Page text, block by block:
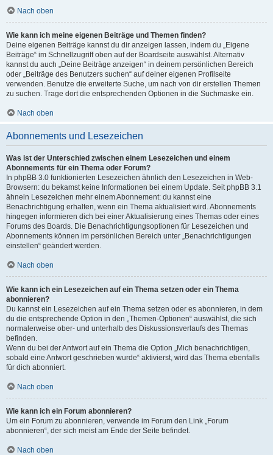
Nach oben
Wie kann ich meine eigenen Beiträge und Themen finden?
Deine eigenen Beiträge kannst du dir anzeigen lassen, indem du „Eigene
Beiträge“ im Schnellzugriff oben auf der Boardseite auswählst. Alternativ
kannst du auch „Deine Beiträge anzeigen“ in deinem persönlichen Bereich
oder „Beiträge des Benutzers suchen“ auf deiner eigenen Profilseite
verwenden. Benutze die erweiterte Suche, um nach von dir erstellen Themen
zu suchen. Trage dort die entsprechenden Optionen in die Suchmaske ein.
Nach oben
Abonnements und Lesezeichen
Was ist der Unterschied zwischen einem Lesezeichen und einem
Abonnements für ein Thema oder Forum?
In phpBB 3.0 funktionierten Lesezeichen ähnlich den Lesezeichen in Web-
Browsern: du bekamst keine Informationen bei einem Update. Seit phpBB 3.1
ähneln Lesezeichen mehr einem Abonnement: du kannst eine
Benachrichtigung erhalten, wenn ein Thema aktualisiert wird. Abonnements
hingegen informieren dich bei einer Aktualisierung eines Themas oder eines
Forums des Boards. Die Benachrichtigungsoptionen für Lesezeichen und
Abonnements können im persönlichen Bereich unter „Benachrichtigungen
einstellen“ geändert werden.
Nach oben
Wie kann ich ein Lesezeichen auf ein Thema setzen oder ein Thema
abonnieren?
Du kannst ein Lesezeichen auf ein Thema setzen oder es abonnieren, in dem
du die entsprechende Option in den „Themen-Optionen“ auswählst, die sich
normalerweise ober- und unterhalb des Diskussionsverlaufs des Themas
befinden.
Wenn du bei der Antwort auf ein Thema die Option „Mich benachrichtigen,
sobald eine Antwort geschrieben wurde“ aktivierst, wird das Thema ebenfalls
für dich abonniert.
Nach oben
Wie kann ich ein Forum abonnieren?
Um ein Forum zu abonnieren, verwende im Forum den Link „Forum
abonnieren“, der sich meist am Ende der Seite befindet.
Nach oben